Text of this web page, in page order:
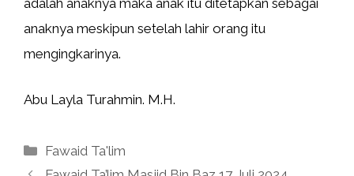
adalah anaknya maka anak itu ditetapkan sebagai
anaknya meskipun setelah lahir orang itu
mengingkarinya.
Abu Layla Turahmin. M.H.
Kategori
Fawaid Ta'lim